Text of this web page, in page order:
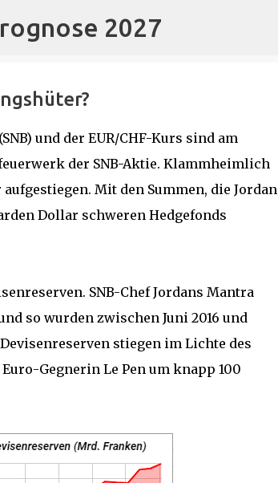
Direkt zum Hauptbereich
2027
und der EUR/CHF-Kurs sind am
der SNB-Aktie. Klammheimlich
Mit den Summen, die Jordan
Dollar schweren Hedgefonds
SNB-Chef Jordans Mantra
so wurden zwischen Juni 2016 und
stiegen im Lichte des
Gegnerin Le Pen um knapp 100